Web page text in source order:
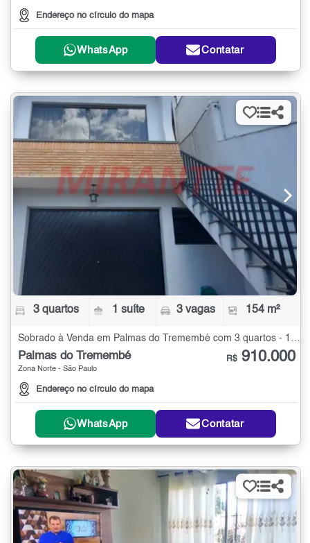
Endereço no círculo do mapa
WhatsApp Contatar
3 quartos 1 suíte 3 vagas 154 m²
Sobrado à Venda em Palmas do Tremembé com 3 quartos - 154 m²
Palmas do Tremembé
Zona Norte - São Paulo
Endereço no círculo do mapa
R$ 910.000
WhatsApp Contatar